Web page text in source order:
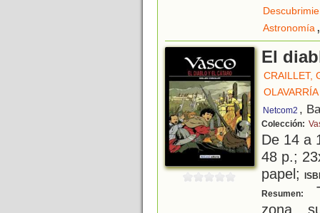
Astronomía,
El
CRAILLET,
Netcom2 ,
Colección:
De 14 a
48 p.;
papel;
Resumen:
zona